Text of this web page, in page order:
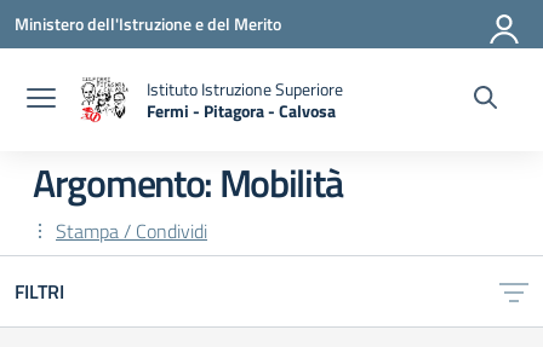
Vai ai contenuti
Vai al menu di navigazione
Vai al footer
Ministero dell'Istruzione e del Merito
Istituto Istruzione Superiore
Fermi - Pitagora - Calvosa
— Visita la pagina iniziale della scuola
Argomento: Mobilità
Stampa / Condividi
FILTRI